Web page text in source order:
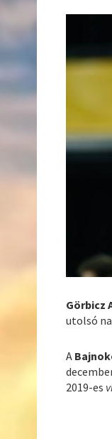
Görbicz
utolsó
A
2019-es